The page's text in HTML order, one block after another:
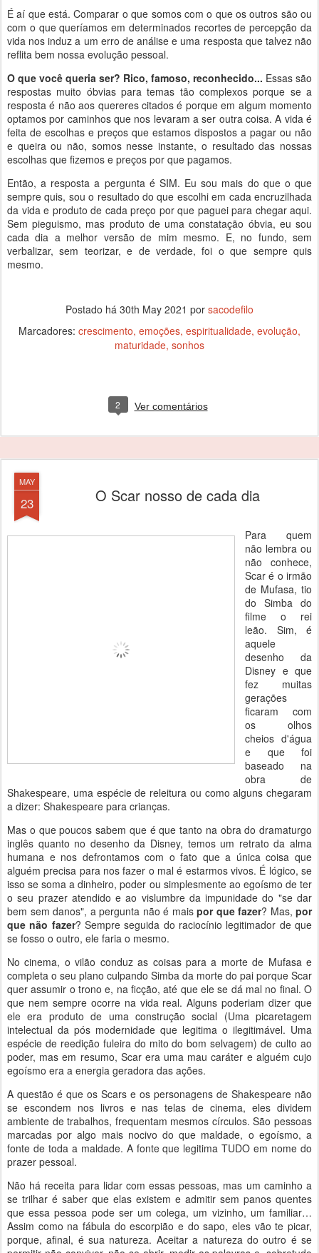
É aí que está. Comparar o que somos com o que os outros são ou
com o que queríamos em determinados recortes de percepção da
vida nos induz a um erro de análise e uma resposta que talvez não
reflita bem nossa evolução pessoal.
O que você queria ser? Rico, famoso, reconhecido... Essas são
respostas muito óbvias para temas tão complexos porque se a
resposta é não aos quereres citados é porque em algum momento
optamos por caminhos que nos levaram a ser outra coisa. A vida é
feita de escolhas e preços que estamos dispostos a pagar ou não
e queira ou não, somos nesse instante, o resultado das nossas
escolhas que fizemos e preços por que pagamos.
Então, a resposta a pergunta é SIM. Eu sou mais do que o que
sempre quis, sou o resultado do que escolhi em cada encruzilhada
da vida e produto de cada preço por que paguei para chegar aqui.
Sem pieguismo, mas produto de uma constatação óbvia, eu sou
cada dia a melhor versão de mim mesmo. E, no fundo, sem
verbalizar, sem teorizar, e de verdade, foi o que sempre quis
mesmo.
Postado há 30th May 2021 por sacodefilo
Marcadores: crescimento emoções espiritualidade evolução
maturidade sonhos
2 Ver comentários
MAY
23 O Scar nosso de cada dia
Para quem
não lembra ou
não conhece,
Scar é o irmão
de Mufasa, tio
do Simba do
filme o rei
leão. Sim, é
aquele
desenho da
Disney e que
fez muitas
gerações
ficaram com
os olhos
cheios d'água
e que foi
baseado na
obra de
Shakespeare, uma espécie de releitura ou como alguns chegaram
a dizer: Shakespeare para crianças.
Mas o que poucos sabem que é que tanto na obra do dramaturgo
inglês quanto no desenho da Disney, temos um retrato da alma
humana e nos defrontamos com o fato que a única coisa que
alguém precisa para nos fazer o mal é estarmos vivos. É lógico, se
isso se soma a dinheiro, poder ou simplesmente ao egoísmo de ter
o seu prazer atendido e ao vislumbre da impunidade do "se dar
bem sem danos", a pergunta não é mais por que fazer? Mas, por
que não fazer? Sempre seguida do raciocínio legitimador de que
se fosso o outro, ele faria o mesmo.
No cinema, o vilão conduz as coisas para a morte de Mufasa e
completa o seu plano culpando Simba da morte do pai porque Scar
quer assumir o trono e, na ficção, até que ele se dá mal no final. O
que nem sempre ocorre na vida real. Alguns poderiam dizer que
ele era produto de uma construção social (Uma picaretagem
intelectual da pós modernidade que legitima o ilegitimável. Uma
espécie de reedição fuleira do mito do bom selvagem) de culto ao
poder, mas em resumo, Scar era uma mau caráter e alguém cujo
egoísmo era a energia geradora das ações.
A questão é que os Scars e os personagens de Shakespeare não
se escondem nos livros e nas telas de cinema, eles dividem
ambiente de trabalhos, frequentam mesmos círculos. São pessoas
marcadas por algo mais nocivo do que maldade, o egoísmo, a
fonte de toda a maldade. A fonte que legitima TUDO em nome do
prazer pessoal.
Não há receita para lidar com essas pessoas, mas um caminho a
se trilhar é saber que elas existem e admitir sem panos quentes
que essa pessoa pode ser um colega, um vizinho, um familiar…
Assim como na fábula do escorpião e do sapo, eles vão te picar,
porque, afinal, é sua natureza. Aceitar a natureza do outro é se